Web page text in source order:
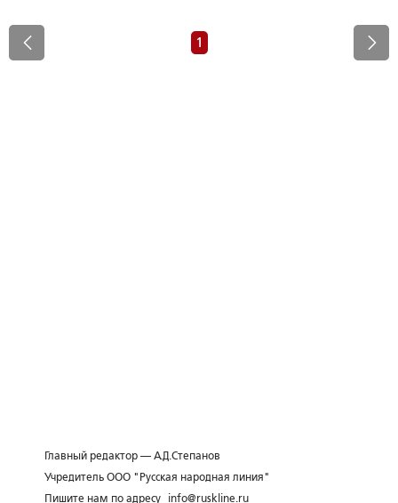
1
Главный редактор — А.Д.Степанов
Учредитель ООО "Русская народная линия"
Пишите нам по адресу
info@ruskline.ru